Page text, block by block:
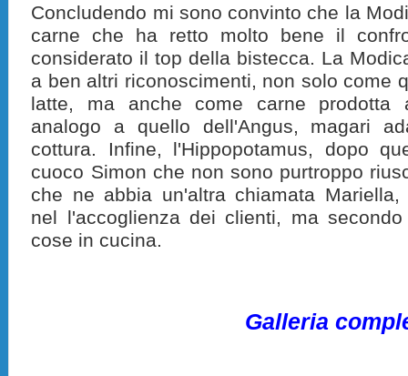
Concludendo mi sono convinto che la
carne che ha retto molto bene il
considerato il top della bistecca. La
a ben altri riconoscimenti, non solo come
latte, ma anche come carne prodotta
analogo a quello dell'Angus, magari
cottura. Infine, l'Hippopotamus, dopo
cuoco Simon che non sono purtroppo
che ne abbia un'altra chiamata Mariella,
nel l'accoglienza dei clienti, ma
cose in cucina.
Galleria